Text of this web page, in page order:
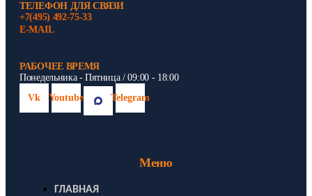
ТЕЛЕФОН ДЛЯ СВЯЗИ
+7(495) 492-75-33
E-MAIL
РАБОЧЕЕ ВРЕМЯ
Понедельника - Пятница / 09:00 - 18:00
Vk
Youtube Telegram
Меню
ГЛАВНАЯ